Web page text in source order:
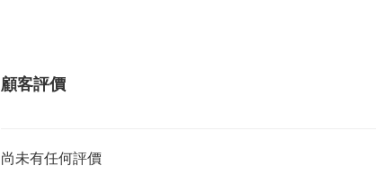
顧客評價
尚未有任何評價